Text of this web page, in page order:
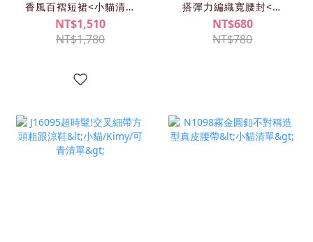
香風百褶短裙<小貓清單
>
NT$1,510
NT$1,780
搭彈力編織寬腰封<小
貓/可青清單>
NT$680
NT$780